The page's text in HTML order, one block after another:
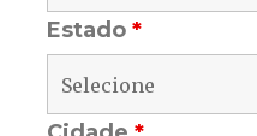
Estado*